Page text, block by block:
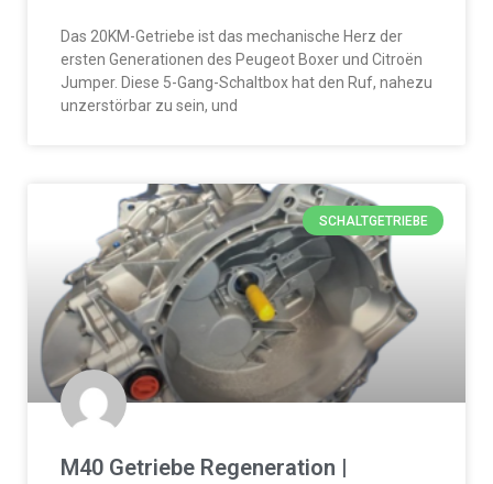
Das 20KM-Getriebe ist das mechanische Herz der
ersten Generationen des Peugeot Boxer und Citroën
Jumper. Diese 5-Gang-Schaltbox hat den Ruf, nahezu
unzerstörbar zu sein, und
SCHALTGETRIEBE
M40 Getriebe Regeneration |